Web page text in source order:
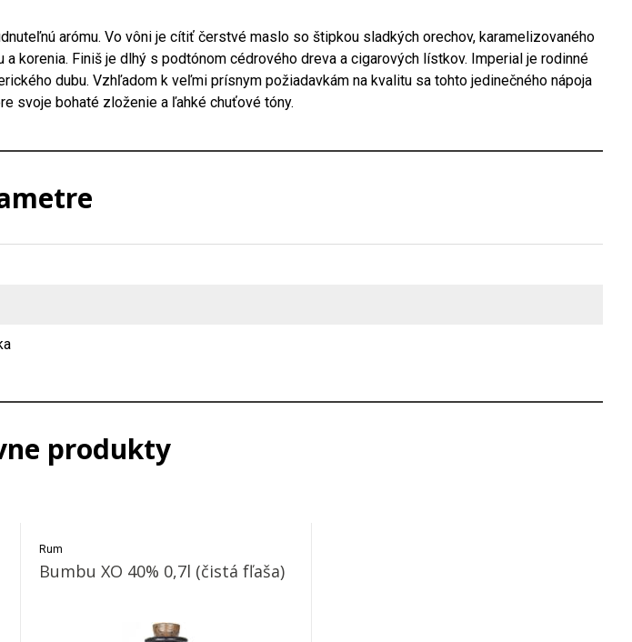
arómu. Vo vôni je cítiť čerstvé maslo so štipkou sladkých orechov, karamelizovaného
korenia. Finiš je dlhý s podtónom cédrového dreva a cigarových lístkov. Imperial je rodinné
dubu. Vzhľadom k veľmi prísnym požiadavkám na kvalitu sa tohto jedinečného nápoja
svoje bohaté zloženie a ľahké chuťové tóny.
produkty
Rum
Bumbu XO 40% 0,7l (čistá fľaša)